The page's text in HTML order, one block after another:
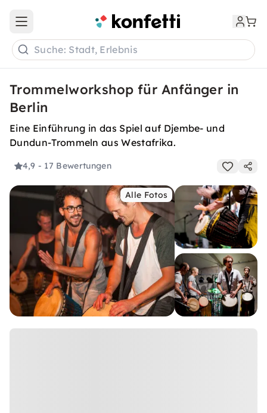
Open main menu
Suche: Stadt, Erlebnis
Trommelworkshop für Anfänger in
Berlin
Eine Einführung in das Spiel auf Djembe- und
Dundun-Trommeln aus Westafrika.
4,9 - 17 Bewertungen
Alle Fotos